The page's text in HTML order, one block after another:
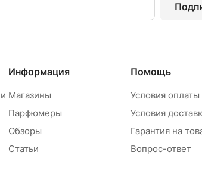
Информация
Магазины
Парфюмеры
Обзоры
Статьи
Помощь
Условия оплаты
Условия
Гарантия на
Вопрос-ответ